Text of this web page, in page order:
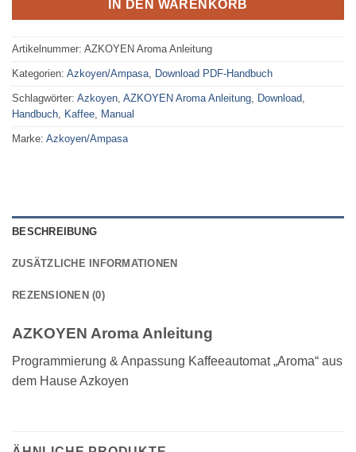
IN DEN WARENKORB
Artikelnummer: AZKOYEN Aroma Anleitung
Kategorien: Azkoyen/Ampasa Download PDF-Handbuch
Schlagwörter: Azkoyen AZKOYEN Aroma Anleitung Download
Handbuch Kaffee Manual
Marke: Azkoyen/Ampasa
BESCHREIBUNG
ZUSÄTZLICHE INFORMATIONEN
REZENSIONEN (0)
AZKOYEN Aroma Anleitung
Programmierung & Anpassung Kaffeeautomat „Aroma“ aus
dem Hause Azkoyen